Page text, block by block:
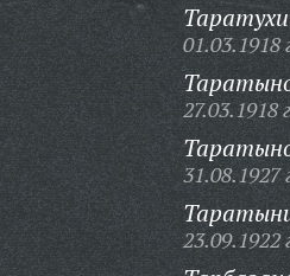
01.03.1918
27.03.1918
31.08.1927
23.09.1922